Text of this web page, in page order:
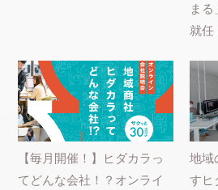
ま
就任
【毎月開催！】ヒダカラっ
てどんな会社！？オンライ
地域
すヒ